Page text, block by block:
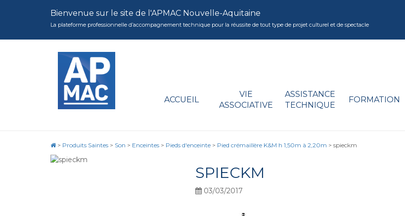
Bienvenue sur le site de l'APMAC Nouvelle-Aquitaine
La plateforme professionnelle d’accompagnement technique pour la réussite de tout type de projet culturel et de spectacle
ACCUEIL
VIE
ASSOCIATIVE
ASSISTANCE
TECHNIQUE
FORMATION
> Produits Saintes > Son > Enceintes > Pieds d'enceinte > Pied crémaillère K&M h 1,50m à 2,20m > spieckm
SPIECKM
03/03/2017